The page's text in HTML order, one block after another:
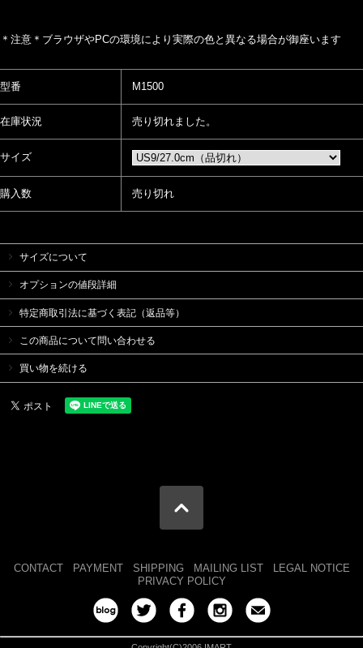
＊注意＊ブラウザやPCの環境により実際の色と異なる場合が御座います
型番 M1500
在庫状況 売り切れました。
サイズ
購入数 売り切れ
サイズについて
オプションの値段詳細
特定商取引法に基づく表記（返品等）
この商品について問い合わせる
買い物を続ける
CONTACT PAYMENT SHIPPING MAILING LIST
LEGAL NOTICE
PRIVACY POLICY